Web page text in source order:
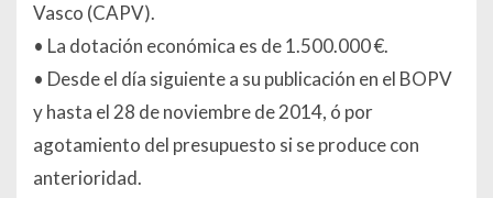
Vasco (CAPV).
• La dotación económica es de 1.500.000 €.
• Desde el día siguiente a su publicación en el BOPV
y hasta el 28 de noviembre de 2014, ó por
agotamiento del presupuesto si se produce con
anterioridad.